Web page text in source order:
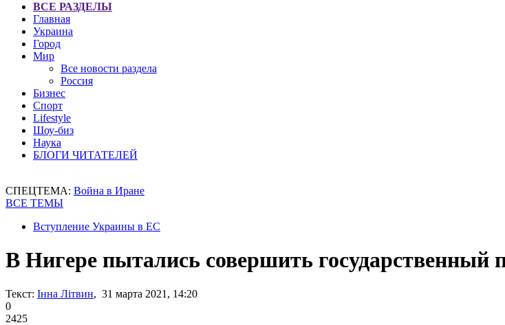
ВСЕ РАЗДЕЛЫ
Главная
Украина
Город
Мир
Все новости раздела
Россия
Бизнес
Спорт
Lifestyle
Шоу-биз
Наука
БЛОГИ ЧИТАТЕЛЕЙ
СПЕЦТЕМА: Война в Иране
ВСЕ ТЕМЫ
Вступление Украины в ЕС
В Нигере пытались совершить
Текст: Інна Літвин, 31 марта 2021, 14:20
0
2425